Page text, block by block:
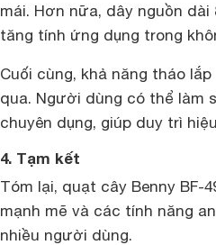
mái. Hơn nữa, dây nguồn
tăng tính ứng dụng trong
Cuối cùng, khả năng tháo
qua. Người dùng có thể làm
chuyên dụng, giúp duy trì
4. Tạm kết
Tóm lại, quạt cây Benny
mạnh mẽ và các tính năng
nhiều người dùng.